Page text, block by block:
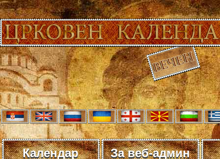
Календар За веб-админ